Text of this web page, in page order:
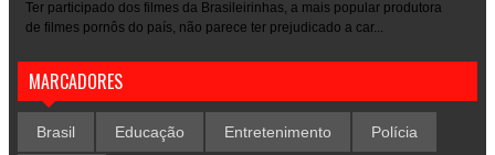
Ter participado dos filmes da Brasileirinhas, a mais popular produtora
de filmes pornôs do país, não parece ter prejudicado a car...
MARCADORES
Brasil Educação Entretenimento Polícia